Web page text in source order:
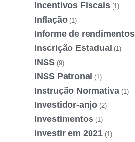
Incentivos Fiscais (1)
Inflação (1)
Informe de rendimentos
Inscrição Estadual (1)
INSS (9)
INSS Patronal (1)
Instrução Normativa (1)
Investidor-anjo (2)
Investimentos (1)
investir em 2021 (1)